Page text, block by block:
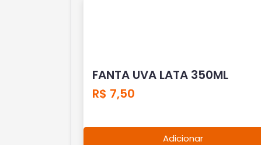
FANTA UVA LATA 350ML
R$ 7,50
Adicionar